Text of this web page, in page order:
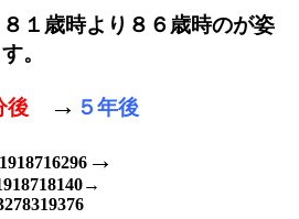
１歳時より８６歳時のが姿
。
後 → ５年後
→
→